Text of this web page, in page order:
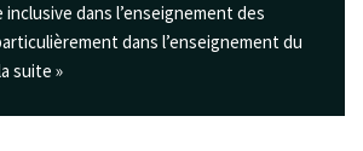
inclusive dans l’enseignement des
dans l’enseignement du
suite »